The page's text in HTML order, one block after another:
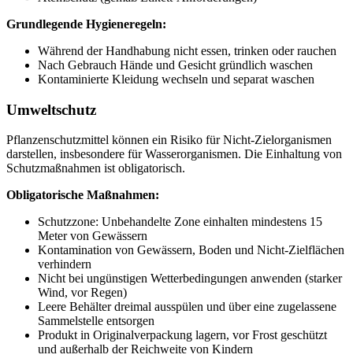
Grundlegende Hygieneregeln:
Während der Handhabung nicht essen, trinken oder rauchen
Nach Gebrauch Hände und Gesicht gründlich waschen
Kontaminierte Kleidung wechseln und separat waschen
Umweltschutz
Pflanzenschutzmittel können ein Risiko für Nicht-Zielorganismen
darstellen, insbesondere für Wasserorganismen. Die Einhaltung von
Schutzmaßnahmen ist obligatorisch.
Obligatorische Maßnahmen:
Schutzzone: Unbehandelte Zone einhalten mindestens 15
Meter von Gewässern
Kontamination von Gewässern, Boden und Nicht-Zielflächen
verhindern
Nicht bei ungünstigen Wetterbedingungen anwenden (starker
Wind, vor Regen)
Leere Behälter dreimal ausspülen und über eine zugelassene
Sammelstelle entsorgen
Produkt in Originalverpackung lagern, vor Frost geschützt
und außerhalb der Reichweite von Kindern